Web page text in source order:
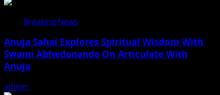
Breaking News
Anuja Sahai Explores Spiritual Wisdom With
Swami Abhedananda On Articulate With
Anuja
admin